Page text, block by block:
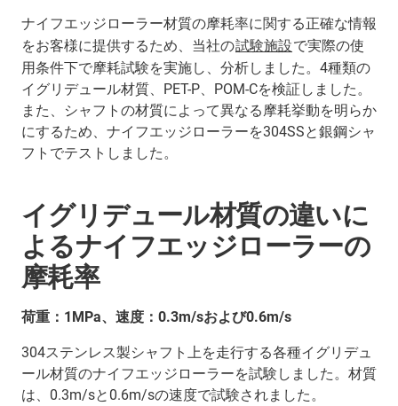
ナイフエッジローラー材質の摩耗率に関する正確な情報
をお客様に提供するため、当社の試験施設で実際の使
用条件下で摩耗試験を実施し、分析しました。4種類の
イグリデュール材質、PET-P、POM-Cを検証しました。
また、シャフトの材質によって異なる摩耗挙動を明らか
にするため、ナイフエッジローラーを304SSと銀鋼シャ
フトでテストしました。
イグリデュール材質の違いに
よるナイフエッジローラーの
摩耗率
荷重：1MPa、速度：0.3m/sおよび0.6m/s
304ステンレス製シャフト上を走行する各種イグリデュ
ール材質のナイフエッジローラーを試験しました。材質
は、0.3m/sと0.6m/sの速度で試験されました。